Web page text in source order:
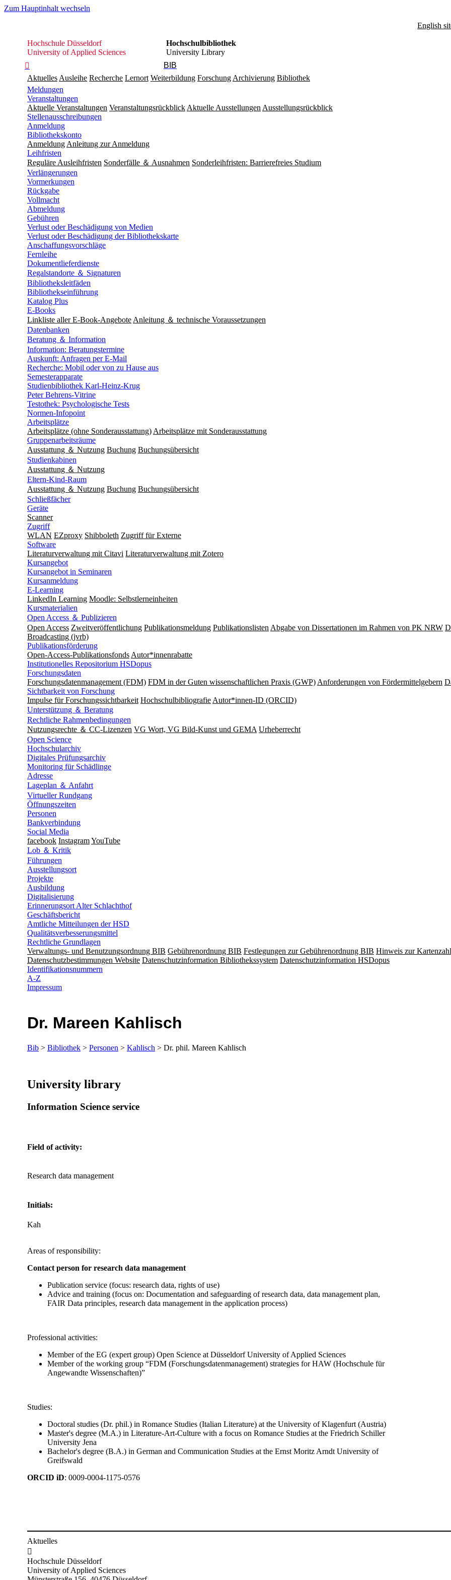
Zum Hauptinhalt wechseln
Hochschule
Düsseldorf
Hochschule Düsseldorf
University of Applied Sciences
Hochschulbibliothek
University Library

BIB
English
Aktuelles Ausleihe Recherche Lernort Weiterbildung Forschung Archivierung Bibliothek
Meldungen
Veranstaltungen
Aktuelle Veranstaltungen Veranstaltungsrückblick Aktuelle Ausstellungen Ausstellungsrückblick
Stellenausschreibungen
Anmeldung
Bibliothekskonto
Anmeldung Anleitung zur Anmeldung
Leihfristen
Reguläre Ausleihfristen Sonderfälle ＆ Ausnahmen Sonderleihfristen: Barrierefreies Studium
Verlängerungen
Vormerkungen
Rückgabe
Vollmacht
Abmeldung
Gebühren
Verlust oder Beschädigung von Medien
Verlust oder Beschädigung der Bibliothekskarte
Anschaffungsvorschläge
Fernleihe
Dokumentlieferdienste
Regalstandorte ＆ Signaturen
Bibliotheksleitfäden
Bibliothekseinführung
Katalog Plus
E-Books
Linkliste aller E-Book-Angebote Anleitung ＆ technische Voraussetzungen
Datenbanken
Beratung ＆ Information
Information: Beratungstermine
Auskunft: Anfragen per E-Mail
Recherche: Mobil oder von zu Hause aus
Semesterapparate
Studienbibliothek Karl-Heinz-Krug
Peter Behrens-Vitrine
Testothek: Psychologische Tests
Normen-Infopoint
Arbeitsplätze
Arbeitsplätze (ohne Sonderausstattung) Arbeitsplätze mit Sonderausstattung
Gruppenarbeitsräume
Ausstattung ＆ Nutzung Buchung Buchungsübersicht
Studienkabinen
Ausstattung ＆ Nutzung
Eltern-Kind-Raum
Ausstattung ＆ Nutzung Buchung Buchungsübersicht
Schließfächer
Geräte
Scanner
Zugriff
WLAN EZproxy Shibboleth Zugriff für Externe
Software
Literaturverwaltung mit Citavi Literaturverwaltung mit Zotero
Kursangebot
Kursangebot in Seminaren
Kursanmeldung
E-Learning
LinkedIn Learning Moodle: Selbstlerneinheiten
Kursmaterialien
Open Access ＆ Publizieren
Open Access Zweitveröffentlichung Publikationsmeldung Publikationslisten Abgabe von Dissertationen im Rahmen von PK NRW
Broadcasting (jvrb)
Publikationsförderung
Open-Access-Publikationsfonds Autor*innenrabatte
Institutionelles Repositorium HSDopus
Forschungsdaten
Forschungsdatenmanagement (FDM) FDM in der Guten wissenschaftlichen Praxis (GWP) Anforderungen von Fördermittelgebern
Sichtbarkeit von Forschung
Impulse für Forschungssichtbarkeit Hochschulbibliografie Autor*innen-ID (ORCID)
Unterstützung ＆ Beratung
Rechtliche Rahmenbedingungen
Nutzungsrechte ＆ CC-Lizenzen VG Wort, VG Bild-Kunst und GEMA Urheberrecht
Open Science
Hochschularchiv
Digitales Prüfungsarchiv
Monitoring für Schädlinge
Adresse
Lageplan ＆ Anfahrt
Virtueller Rundgang
Öffnungszeiten
Personen
Bankverbindung
Social Media
facebook InstagramYouTube
Lob ＆ Kritik
Führungen
Ausstellungsort
Projekte
Ausbildung
Digitalisierung
Erinnerungsort Alter Schlachthof
Geschäftsbericht
Amtliche Mitteilungen der HSD
Qualitätsverbesserungsmittel
Rechtliche Grundlagen
Verwaltungs- und Benutzungsordnung BIB Gebührenordnung BIB Festlegungen zur Gebührenordnung BIB Hinweis zur
Datenschutzbestimmungen Website Datenschutzinformation Bibliothekssystem Datenschutzinformation HSDopus
Identifikationsnummern
A-Z
Impressum
Dr. Mareen Kahlisch
Bib > Bibliothek > Personen > Kahlisch > Dr. phil. Mareen Kahlisch
​​University library
Information Science service
Field of activity:
Research data management
Initials:
Kah
Areas of responsibility:
Contact person for research data management
Publication service (focus: research data, rights of use)
Advice and training (focus on: Documentation and safeguarding of research data, data management plan,
FAIR Data principles, research data management in the application process)
Professional activities:
Member of the EG (expert group) Open Science at Düsseldorf University of Applied Sciences
Member of the working group “FDM (Forschungsdatenmanagement) strategies for HAW (Hochschule für
Angewandte Wissenschaften)”
Studies:
Doctoral studies (Dr. phil.) in Romance Studies (Italian Literature) at the University of Klagenfurt (Austria)
Master's degree (M.A.) in Literature-Art-Culture with a focus on Romance Studies at the Friedrich Schiller
University Jena
Bachelor's degree (B.A.) in German and Communication Studies at the Ernst Moritz Arndt University of
Greifswald
ORCID iD: ​​0009-0004-1175-0576
Aktuelles

Hochschule Düsseldorf
University of Applied Sciences